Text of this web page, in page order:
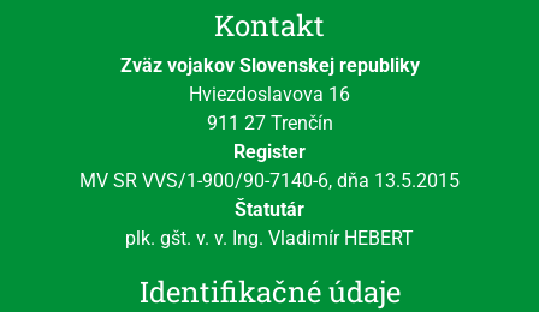
Kontakt
Zväz vojakov Slovenskej republiky
Hviezdoslavova 16
911 27 Trenčín
Register
MV SR VVS/1-900/90-7140-6, dňa 13.5.2015
Štatutár
plk. gšt. v. v. Ing. Vladimír HEBERT
Identifikačné údaje